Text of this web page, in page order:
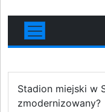
Stadion miejski w
zmodernizowany?